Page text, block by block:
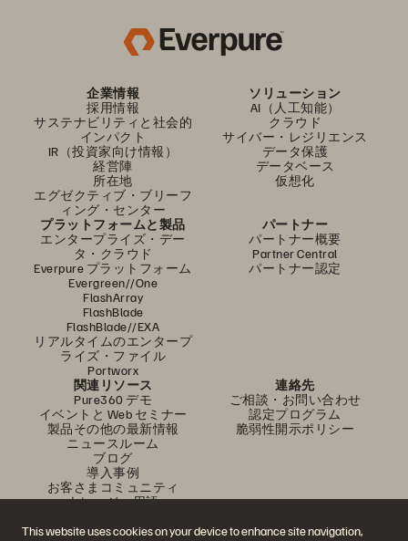
This website uses cookies on your device to enhance site navigation,
企業情報
採用情報
サステナビリティと社会的
インパクト
IR（投資家向け情報）
経営陣
所在地
エグゼクティブ・ブリーフ
ィング・センター
ソリューション
AI（人工知能）
クラウド
サイバー・レジリエンス
データ保護
データベース
仮想化
プラットフォームと製品
エンタープライズ・デー
タ・クラウド
Everpure プラットフォーム
Evergreen//One
FlashArray
FlashBlade
FlashBlade//EXA
リアルタイムのエンタープ
ライズ・ファイル
Portworx
パートナー
パートナー概要
Partner Central
パートナー認定
関連リソース
Pure360 デモ
イベントと Web セミナー
製品その他の最新情報
ニュースルーム
ブログ
導入事例
お客さまコミュニティ
ナレッジ・用語
連絡先
ご相談・お問い合わせ
認定プログラム
脆弱性開示ポリシー